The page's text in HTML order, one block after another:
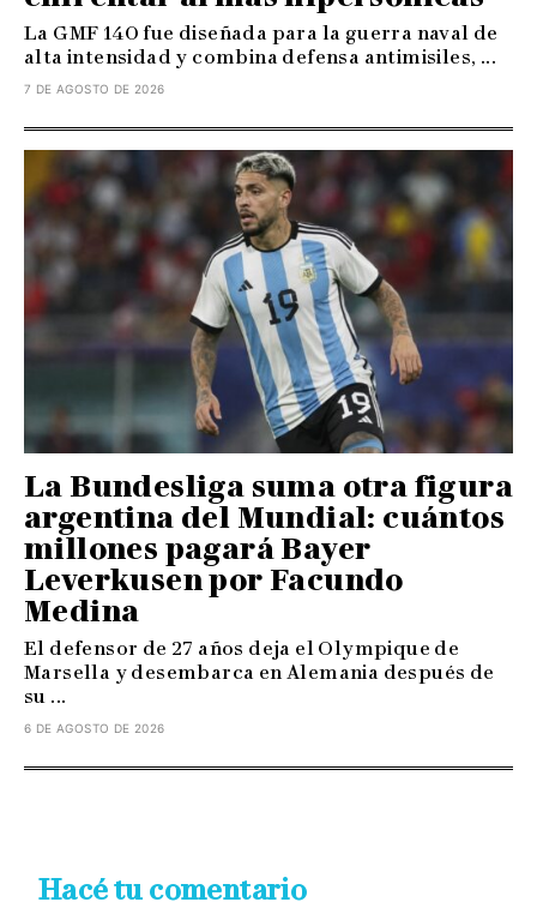
La GMF 140 fue diseñada para la guerra naval de
alta intensidad y combina defensa antimisiles, ...
7 DE AGOSTO DE 2026
La Bundesliga suma otra figura
argentina del Mundial: cuántos
millones pagará Bayer
Leverkusen por Facundo
Medina
El defensor de 27 años deja el Olympique de
Marsella y desembarca en Alemania después de
su ...
6 DE AGOSTO DE 2026
Hacé tu comentario